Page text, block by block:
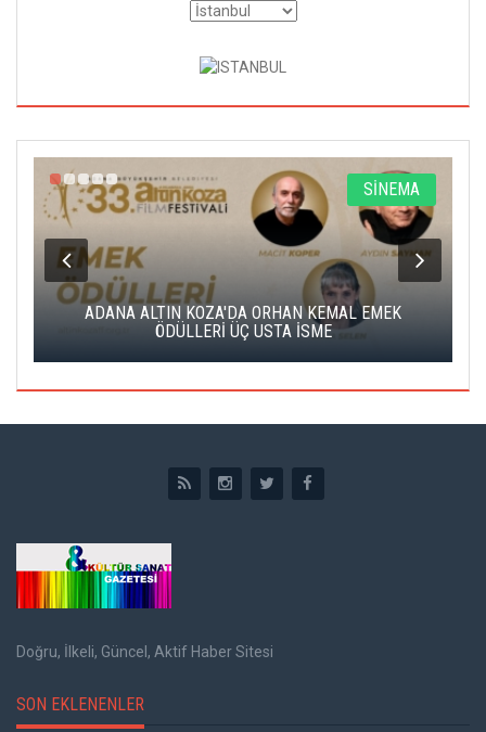
SİNEMA
ADANA ALTIN KOZA'DA ORHAN KEMAL EMEK
ÖDÜLLERİ ÜÇ USTA İSME
Doğru, İlkeli, Güncel, Aktif Haber Sitesi
SON EKLENENLER